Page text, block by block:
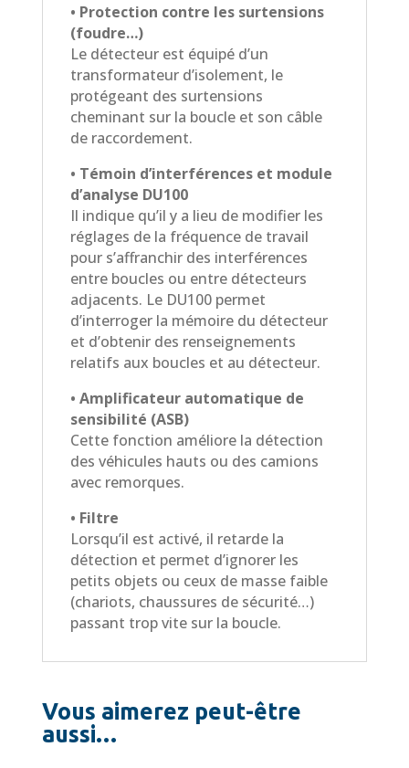
• Protection contre les surtensions
(foudre…)
Le détecteur est équipé d’un
transformateur d’isolement, le
protégeant des surtensions
cheminant sur la boucle et son câble
de raccordement.
• Témoin d’interférences et module
d’analyse DU100
Il indique qu’il y a lieu de modifier les
réglages de la fréquence de travail
pour s’affranchir des interférences
entre boucles ou entre détecteurs
adjacents. Le DU100 permet
d’interroger la mémoire du détecteur
et d’obtenir des renseignements
relatifs aux boucles et au détecteur.
• Amplificateur automatique de
sensibilité (ASB)
Cette fonction améliore la détection
des véhicules hauts ou des camions
avec remorques.
• Filtre
Lorsqu’il est activé, il retarde la
détection et permet d’ignorer les
petits objets ou ceux de masse faible
(chariots, chaussures de sécurité…)
passant trop vite sur la boucle.
Vous aimerez peut-être
aussi…